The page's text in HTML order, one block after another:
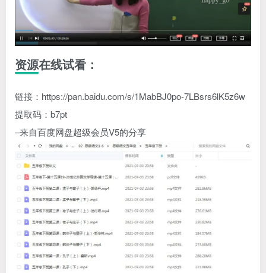
资源在线试看：
链接：https://pan.baidu.com/s/1MabBJ0po-7LBsrs6lK5z6w
提取码：b7pt
–来自百度网盘超级会员V5的分享